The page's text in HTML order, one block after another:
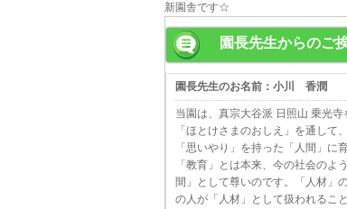
新園舎です☆
園長先生からのご
園長先生のお名前：小川 香潤
当園は、真宗大谷派 日照山 乗光
「ほとけさまのおしえ」を通し
「思いやり」を持った「人間」に
「教育」とは本来、今の社会の
間」として尊いのです。「人材」
の人が「人材」として扱われるこ